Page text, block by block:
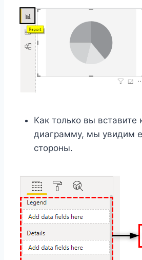
Как только вы вставите
диаграмму, мы увидим
стороны.